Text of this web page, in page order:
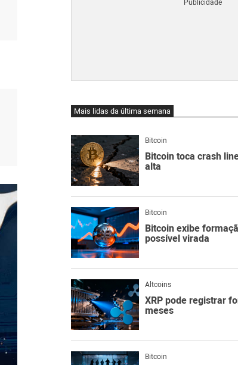
Mais lidas da última semana
Bitcoin
Bitcoin toca crash
alta
Bitcoin
Bitcoin exibe
possível virada
Altcoins
XRP pode registrar
meses
Bitcoin